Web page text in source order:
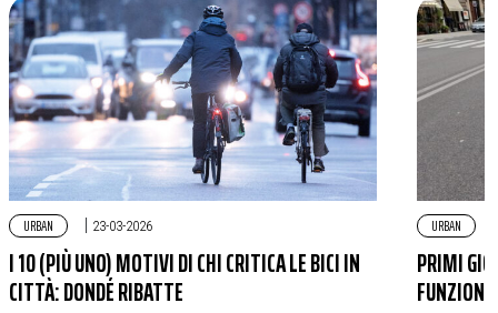
URBAN | 23-03-2026
I 10 (PIÙ UNO) MOTIVI DI CHI CRITICA LE BICI IN
CITTÀ: DONDÉ RIBATTE
URBAN
PRIMI